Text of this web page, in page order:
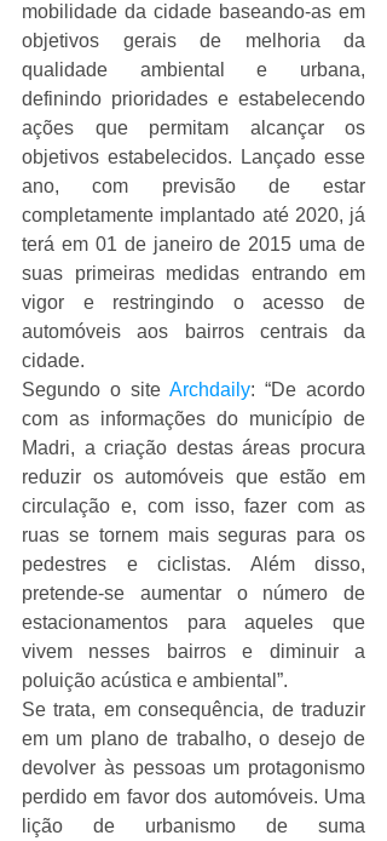
mobilidade da cidade baseando-as em
objetivos gerais de melhoria da
qualidade ambiental e urbana,
definindo prioridades e estabelecendo
ações que permitam alcançar os
objetivos estabelecidos. Lançado esse
ano, com previsão de estar
completamente implantado até 2020, já
terá em 01 de janeiro de 2015 uma de
suas primeiras medidas entrando em
vigor e restringindo o acesso de
automóveis aos bairros centrais da
cidade.
Segundo o site Archdaily: “De acordo
com as informações do município de
Madri, a criação destas áreas procura
reduzir os automóveis que estão em
circulação e, com isso, fazer com as
ruas se tornem mais seguras para os
pedestres e ciclistas. Além disso,
pretende-se aumentar o número de
estacionamentos para aqueles que
vivem nesses bairros e diminuir a
poluição acústica e ambiental”.
Se trata, em consequência, de traduzir
em um plano de trabalho, o desejo de
devolver às pessoas um protagonismo
perdido em favor dos automóveis. Uma
lição de urbanismo de suma